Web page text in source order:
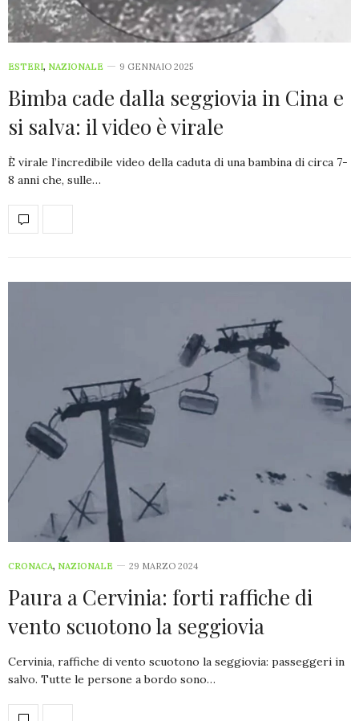
ESTERI, NAZIONALE 9 GENNAIO 2025
Bimba cade dalla seggiovia in Cina e
si salva: il video è virale
È virale l’incredibile video della caduta di una bambina di circa 7-
8 anni che, sulle…
CRONACA, NAZIONALE 29 MARZO 2024
Paura a Cervinia: forti raffiche di
vento scuotono la seggiovia
Cervinia, raffiche di vento scuotono la seggiovia: passeggeri in
salvo. Tutte le persone a bordo sono…